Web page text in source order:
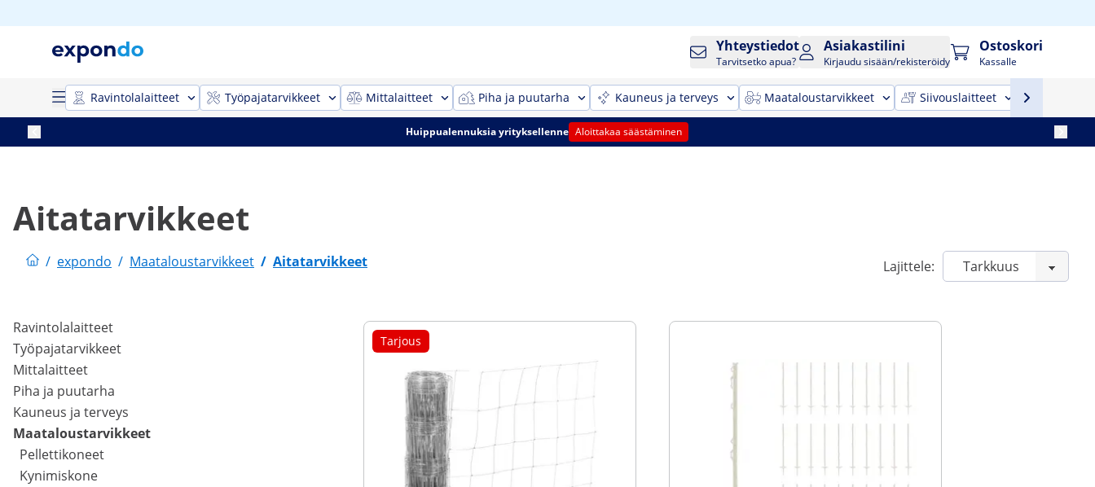
Yhteystiedot
Tarvitsetko apua?
Asiakastilini
Kirjaudu sisään/rekisteröidy
Ostoskori
Kassalle
Ravintolalaitteet Työpajatarvikkeet Mittalaitteet Piha ja puutarha Kauneus ja terveys Maataloustarvikkeet Siivouslaitteet
Huippualennuksia yrityksellenne Aloittakaa säästäminen
Aitatarvikkeet
/ expondo / Maataloustarvikkeet / Aitatarvikkeet Lajittele:
Ravintolalaitteet
Työpajatarvikkeet
Mittalaitteet
Piha ja puutarha
Kauneus ja terveys
Maataloustarvikkeet
Pellettikoneet
Kynimiskone
Tarjous